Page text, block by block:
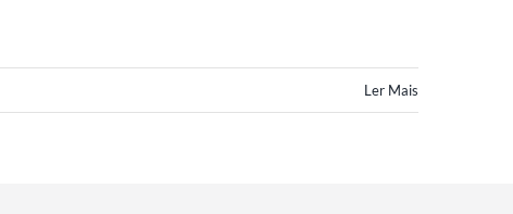
Ler Mais